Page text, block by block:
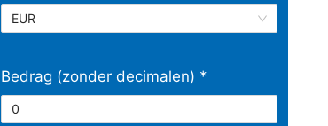
EUR
Bedrag (zonder decimalen) *